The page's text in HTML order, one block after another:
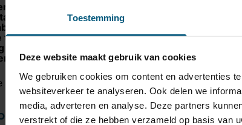
Toestemming
Deze website maakt gebruik van cookies
We gebruiken cookies om content en advertenties
websiteverkeer te analyseren. Ook delen we
media, adverteren en analyse. Deze partners
verstrekt of die ze hebben verzameld op basis van
kabelset inclusief:
voor eenvoudige montage
module voor storingsvrije werking
bescherming van de trailer module
7 polige stekkerdoos
typegoedkeuring voldoen trekhaak en kabelset